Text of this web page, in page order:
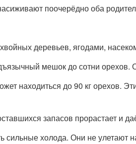
поочерёдно оба
деревьев, ягодами,
мешок до сотни
находиться до 90 кг орехов.
запасов прорастает и
сильные холода. Они не улетают